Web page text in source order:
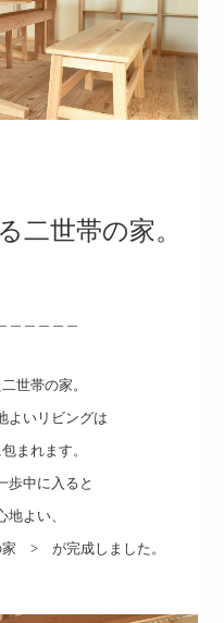
二世帯の家。
二世帯の家。
よいリビングは
まれます。
歩中に入ると
よい、
> が完成しました。